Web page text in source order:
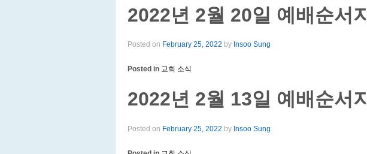
2022년 2월 20일 예배순서지
Posted on February 25, 2022 by Insoo Sung
Posted in 교회 소식
2022년 2월 13일 예배순서지
Posted on February 25, 2022 by Insoo Sung